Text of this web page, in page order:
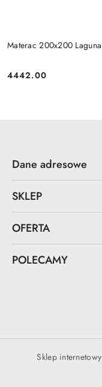
Materac 200x200 Laguna
Cena:
4442.00
Dane adresowe
SKLEP
OFERTA
POLECAMY
Sklep